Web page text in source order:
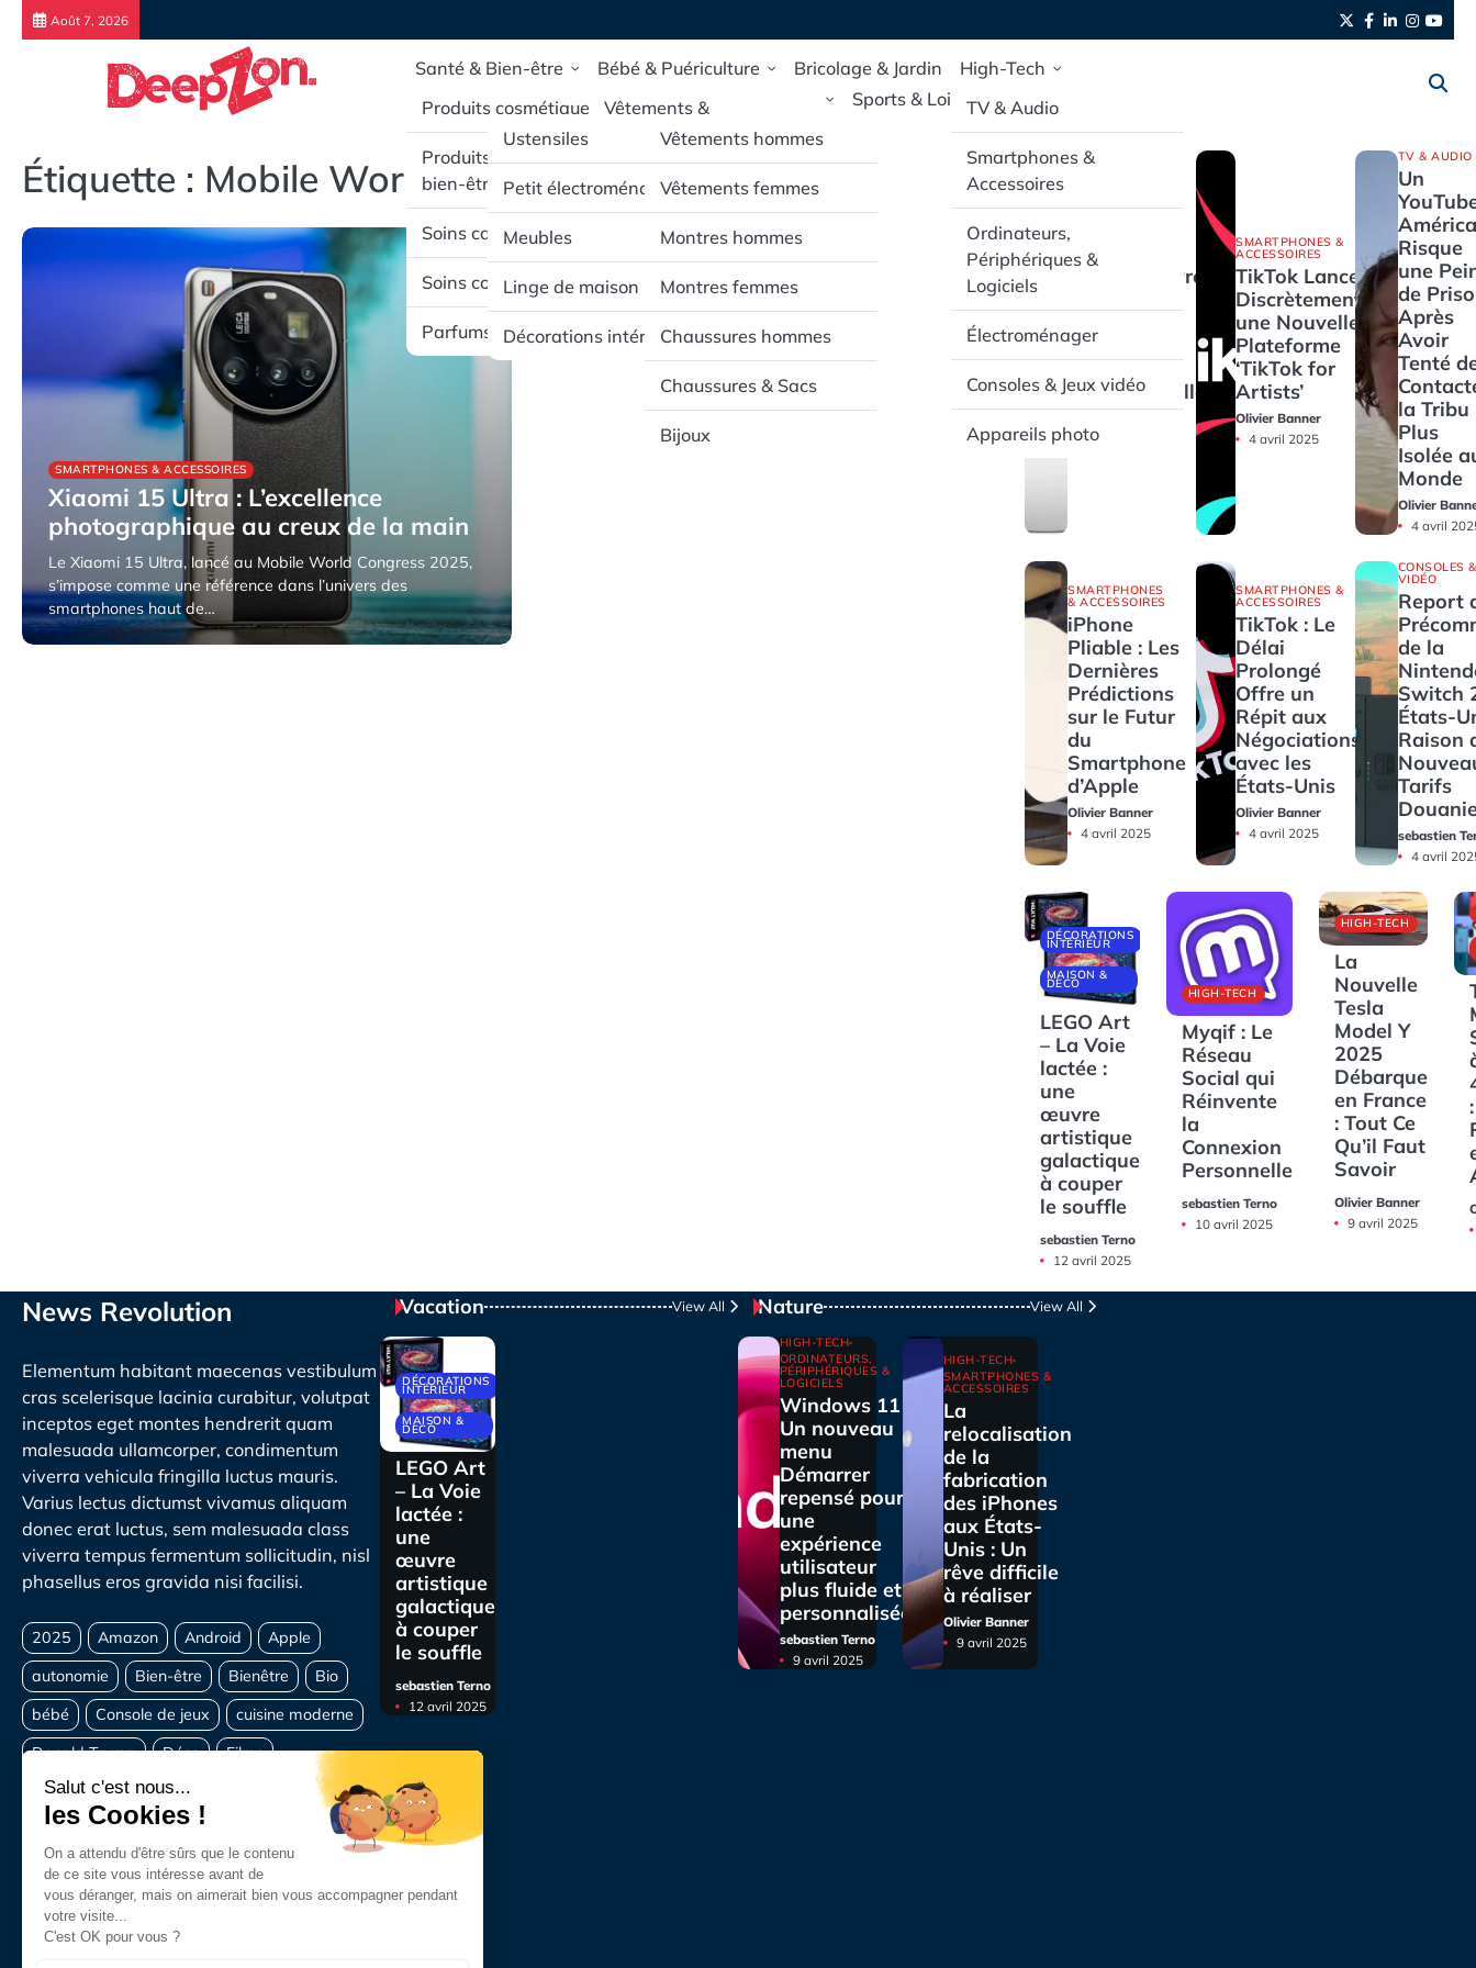
Skip
Août 7, 2026 Twitter
Facebook
LinkedIn
Santé & Bien-être
Produits cosmétique
Produits de santé et
bien-être
Soins capillaires
Soins corporels
Parfums
Bébé & Puériculture
Vêtements &
Chaussures pour bébé
Poussettes & Sièges
auto
Jouets d’éveil & mobilier
pour bébé
Bricolage & Jardin
High-Tech
TV & Audio
Smartphones &
Accessoires
Ordinateurs,
Périphériques &
Logiciels
Électroménager
Consoles & Jeux vidéo
Appareils photo
Maison & Deco
Ustensiles
Petit électroménager
Meubles
Linge de maison
Décorations intérieur
Mode & Accessoires
Vêtements hommes
Vêtements femmes
Montres hommes
Montres femmes
Chaussures hommes
Chaussures & Sacs
Bijoux
Sports & Loisirs
Étiquette : Mobile World Congress 2025
SMARTPHONES & ACCESSOIRES
Xiaomi 15 Ultra : L’excellence
photographique au creux de la main
Le Xiaomi 15 Ultra, lancé au Mobile World Congress 2025,
s’impose comme une référence dans l’univers des
smartphones haut de…
9 avril 2025
SMARTPHONES &
ACCESSOIRES
Pixel Buds Pro
Gamme en
Promotion
Exceptionnelle
4 avril 2025
SMARTPHONES &
ACCESSOIRES
TikTok Lance
Discrètement
une Nouvelle
Plateforme
‘TikTok for
Artists’
Olivier Banner
4 avril 2025
TV & AUDIO
Un
Risque
une
de
Après
Avoir
Tenté
la Tribu
Plus
Isolée
Monde
Olivier
4 avril
SMARTPHONES
& ACCESSOIRES
iPhone
Pliable : Les
Dernières
Prédictions
sur le Futur
du
Smartphone
d’Apple
Olivier Banner
4 avril 2025
SMARTPHONES &
ACCESSOIRES
TikTok : Le
Délai
Prolongé
Offre un
Répit aux
Négociations
avec les
États-Unis
Olivier Banner
4 avril 2025
CONSOLES
VIDÉO
Report
de la
Switch
États-
Raison
Tarifs
sebastien
4 avril
DÉCORATIONS
INTÉRIEUR
MAISON &
DECO
LEGO Art
– La Voie
lactée :
une
œuvre
artistique
galactique
à couper
le souffle
sebastien Terno
12 avril 2025
HIGH-TECH
Myqif : Le
Réseau
Social qui
Réinvente
la
Connexion
Personnelle
sebastien Terno
10 avril 2025
HIGH-TECH
La
Nouvelle
Tesla
Model Y
2025
Débarque
en France
: Tout Ce
Qu’il Faut
Savoir
Olivier Banner
9 avril 2025
:
News Revolution
Elementum habitant maecenas vestibulum
cras scelerisque lacinia curabitur, volutpat
inceptos eget montes hendrerit quam
malesuada ullamcorper, condimentum
viverra vehicula fringilla luctus mauris.
Varius lectus dictumst vivamus aliquam
donec erat luctus, sem malesuada class
viverra tempus fermentum sollicitudin, nisl
phasellus eros gravida nisi facilisi.
Vacation View All
DÉCORATIONS
INTÉRIEUR
MAISON &
DECO
LEGO Art
– La Voie
lactée :
une
œuvre
artistique
galactique
à couper
le souffle
sebastien Terno
12 avril 2025
Nature View All
HIGH-TECH
ORDINATEURS,
PÉRIPHÉRIQUES &
LOGICIELS
Windows 11 :
Un nouveau
menu
Démarrer
repensé pour
une
expérience
utilisateur
plus fluide et
personnalisée
sebastien Terno
9 avril 2025
HIGH-TECH
SMARTPHONES &
ACCESSOIRES
La
relocalisation
de la
fabrication
des iPhones
aux États-
Unis : Un
rêve difficile
à réaliser
Olivier Banner
9 avril 2025